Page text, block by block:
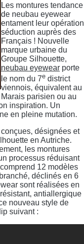
Les montures tendance
de neubau eyewear
entament leur opération
séduction auprès des
Français ! Nouvelle
marque urbaine du
Groupe Silhouette,
neubau eyewear porte
le nom du 7e district
viennois, équivalent au
Marais parisien ou au
inspiration. Un
en pleine mutation.
désignées et
en Autriche.
les montures
processus réduisant
12 modèles
déclinés en 6
sont réalisées en
antiallergique
nouveau style de
suivant :